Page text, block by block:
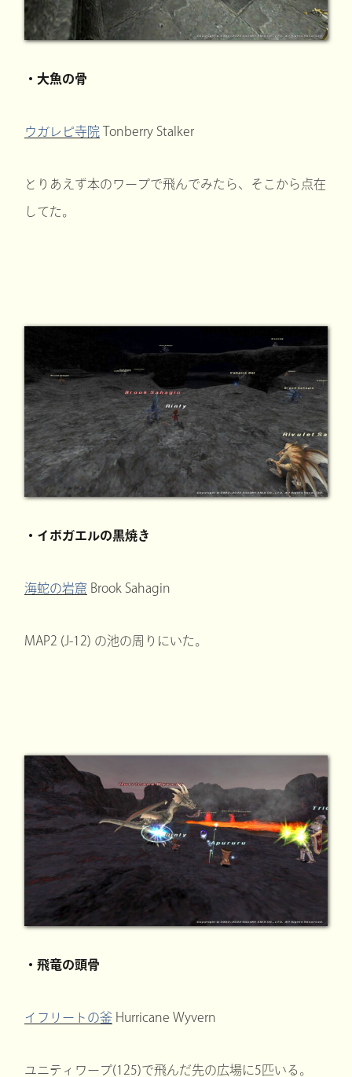
・大魚の骨
ウガレピ寺院 Tonberry Stalker
とりあえず本のワープで飛んでみたら、そこから点在
してた。
・イボガエルの黒焼き
海蛇の岩窟 Brook Sahagin
MAP2 (J-12) の池の周りにいた。
・飛竜の頭骨
イフリートの釜 Hurricane Wyvern
ユニティワープ(125)で飛んだ先の広場に5匹いる。